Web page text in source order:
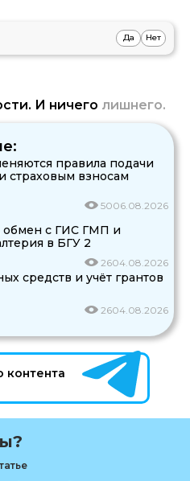
Да Нет
И ничего лишнего.
правила подачи
взносам
5006.08.2026
обмен с ГИС ГМП и
в БГУ 2
2604.08.2026
средств и учёт грантов
2604.08.2026
контента